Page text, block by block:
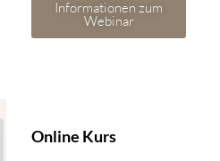
Informationen zum
Webinar
Online Kurs